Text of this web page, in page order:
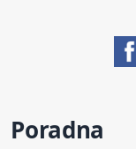
Poradna